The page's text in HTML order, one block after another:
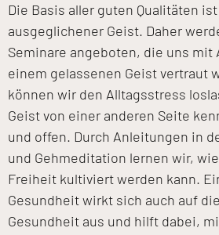
Die Basis aller guten Qualitäten
ausgeglichener Geist. Daher
Seminare angeboten, die uns mit
einem gelassenen Geist vertraut
können wir den Alltagsstress
Geist von einer anderen Seite
und offen. Durch Anleitungen in
und Gehmeditation lernen wir,
Freiheit kultiviert werden kann.
Gesundheit wirkt sich auch auf
Gesundheit aus und hilft dabei,